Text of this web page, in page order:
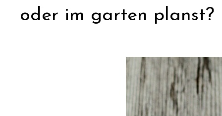
oder im garten planst?